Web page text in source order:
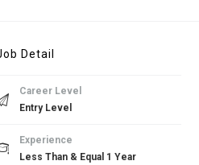
Detail
Career Level
Entry Level
Experience
Less Than & Equal 1 Year